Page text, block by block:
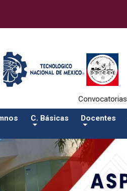
del comando:
Convocatorias
C. Básicas Docentes